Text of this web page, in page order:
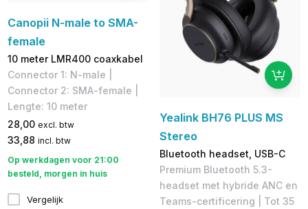
Canopii N-male to SMA-
female
10 meter LMR400 coaxkabel
Connector 1: N-male | ​
Connector 2: SMA-female |
Lengte: 10 meter
28,00 excl. btw
33,88 incl. btw
Op werkdagen voor 21:00
besteld, morgen in huis
Vergelijk
Yealink BH76 PLUS MS
Stereo
Bluetooth headset, USB-C
Premium Bluetooth 5.3-
headset met hybride ANC en
Teams-certificering | Tot 35